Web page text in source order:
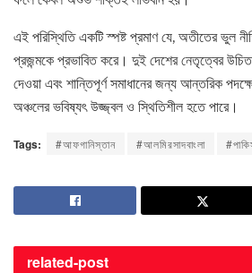
এই পরিস্থিতি একটি স্পষ্ট প্রমাণ যে, অতীতের ভুল
প্রজন্মকে প্রভাবিত করে। দুই দেশের নেতৃত্বের উচিত
দেওয়া এবং শান্তিপূর্ণ সমাধানের জন্য আন্তরিক
অঞ্চলের ভবিষ্যৎ উজ্জ্বল ও স্থিতিশীল হতে পারে।
Tags: #আফগানিস্তান #আলমিরসাদবাংলা
related-post